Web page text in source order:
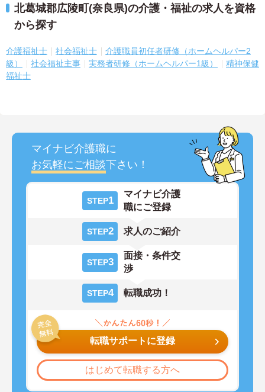
北葛城郡広陵町(奈良県)の介護・福祉の求人を資格
から探す
介護福祉士 社会福祉士
介護職員初任者研修（ホームヘルパー2
級）
社会福祉主事 実務者研修（ホームヘルパー1級）
精神保健
福祉士
マイナビ介護職に
お気軽にご相談下さい！
STEP1
マイナビ介護
職にご登録
STEP2 求人のご紹介
STEP3
面接・条件交
渉
STEP4 転職成功！
転職サポートに登録
はじめて転職する方へ